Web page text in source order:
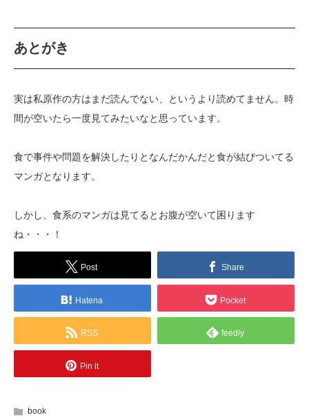
あとがき
実は私原作の方はまだ読んでない、というより読めてません。時
間が空いたら一度見てみたいなと思っています。
食で事件や問題を解決したりとなんだかんだと食が結びついてる
マンガとなります。
しかし、食系のマンガは見てるとお腹が空いて困ります
ね・・・！
Post Share
Hatena Pocket
RSS feedly
Pin it
book